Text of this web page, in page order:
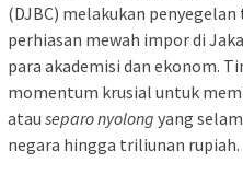
(DJBC) melakukan
perhiasan mewah impor di
para akademisi dan ekonom.
momentum krusial untuk
atau separo nyolong yang
negara hingga triliunan rupiah.